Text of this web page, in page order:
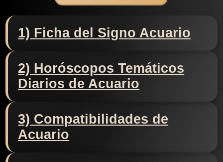
1) Ficha del Signo Acuario
2) Horóscopos Temáticos
Diarios de Acuario
3) Compatibilidades de
Acuario